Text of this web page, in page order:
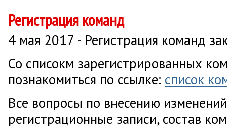
Регистрация команд
4 мая 2017 - Регистрация команд
Со списокм зарегистрированных
познакомиться по ссылке: список
Все вопросы по внесению
регистрационные записи, состав